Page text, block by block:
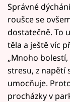
Správné
roušce se
dostatečně. To
těla a ještě víc
„Mnoho
stresu, z napětí
umocňuje.
procházky v